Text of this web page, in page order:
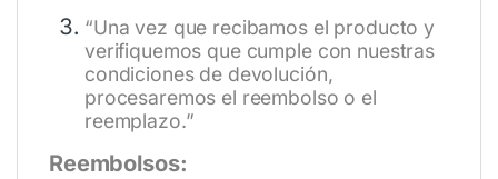
“Una vez que recibamos el producto y
verifiquemos que cumple con nuestras
condiciones de devolución,
procesaremos el reembolso o el
reemplazo.”
Reembolsos: